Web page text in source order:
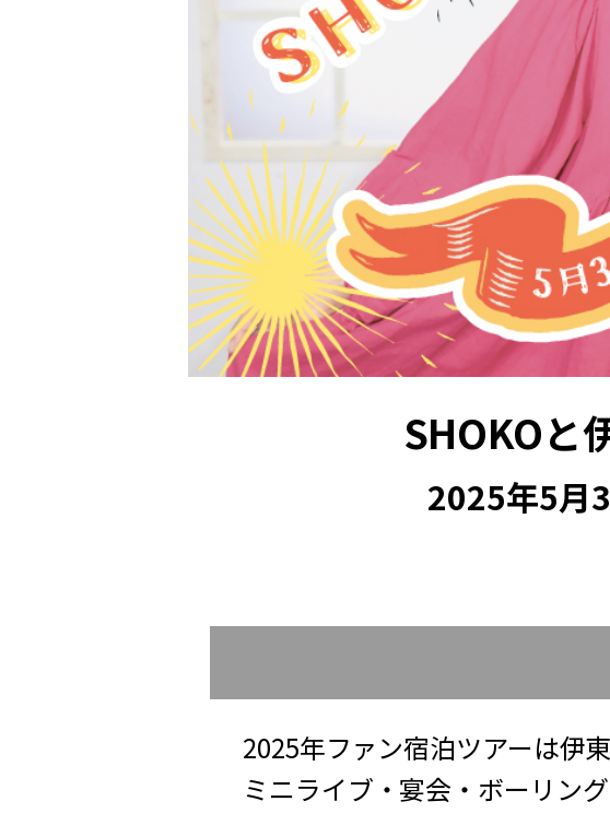
SHOKOと
2025年5月
2025年ファン宿泊ツアーは伊
ミニライブ・宴会・ボーリン